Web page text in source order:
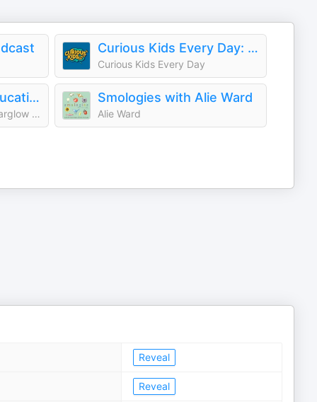
Curious Kids Every Day: A Daily Educational Podcast
Curious Kids Every Day
Who Smarted? - Educational Podcast for Kids
Atomic Entertainment / Starglow Media
Smologies with Alie Ward
Alie Ward
Reveal
Reveal